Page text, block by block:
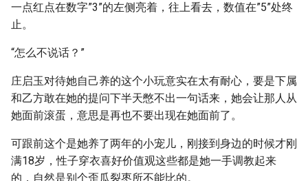
一点红点在数字”3”的左侧亮着，往上看去，数值在”5”处终
止。
“怎么不说话？”
庄启玉对待她自己养的这个小玩意实在太有耐心，要是下属
和乙方敢在她的提问下半天憋不出一句话来，她会让那人从
她面前滚蛋，意思是再也不要出现在她面前了。
可跟前这个是她养了两年的小宠儿，刚接到身边的时候才刚
满18岁，性子穿衣喜好价值观这些都是她一手调教起来
的，自然是别个歪瓜裂枣所不能比的。